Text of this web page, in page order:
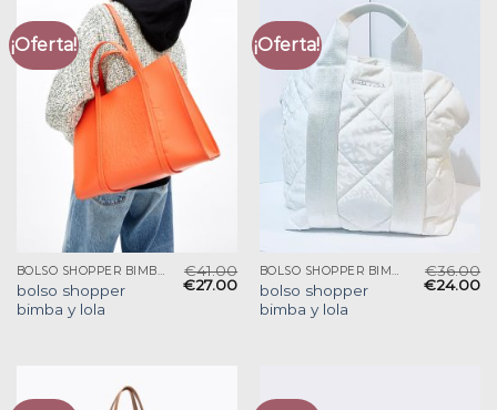
¡Oferta!
BOLSO SHOPPER BIMBA Y LOLA
bolso shopper
bimba y lola
€41.00
€27.00
¡Oferta!
BOLSO SHOPPER BIMBA Y LOLA
bolso shopper
bimba y lola
€36.00
€24.00